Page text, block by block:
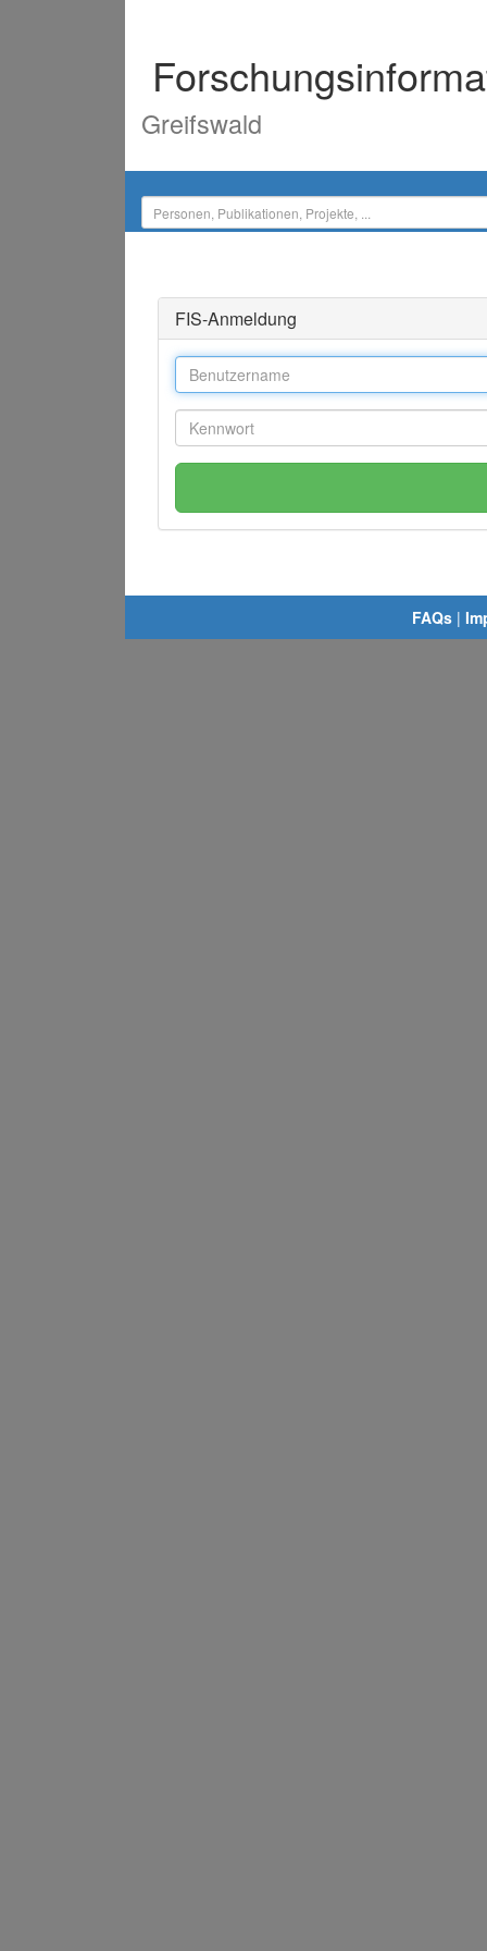
Greifswald
FIS-Anmeldung
FAQs |